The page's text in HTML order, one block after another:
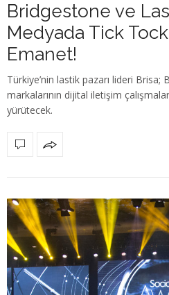
Bridgestone ve
Medyada Tick Tock
Emanet!
Türkiye’nin lastik pazarı lideri Brisa;
markalarının dijital iletişim
yürütecek.